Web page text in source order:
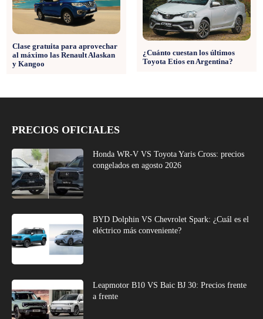
Clase gratuita para aprovechar
al máximo las Renault Alaskan
y Kangoo
¿Cuánto cuestan los últimos
Toyota Etios en Argentina?
PRECIOS OFICIALES
Honda WR-V VS Toyota Yaris Cross: precios
congelados en agosto 2026
BYD Dolphin VS Chevrolet Spark: ¿Cuál es el
eléctrico más conveniente?
Leapmotor B10 VS Baic BJ 30: Precios frente
a frente